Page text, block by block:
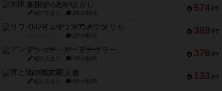
574 PT
無限まちがいさがし
紹介文あり 2件の投稿
389 PT
リワイルド：サウスアメリカ
2件の投稿
378 PT
アンダー・ザ・テーブラー
紹介文あり 1件の投稿
133 PT
宵と暁の呪文書
紹介文あり 8件の投稿